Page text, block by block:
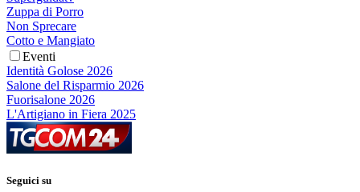
Zuppa di Porro
Non Sprecare
Cotto e Mangiato
Eventi
Identità Golose 2026
Salone del Risparmio 2026
Fuorisalone 2026
L'Artigiano in Fiera 2025
Seguici su